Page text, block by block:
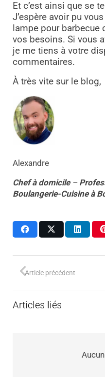
Et c’est ainsi que se
J’espère avoir pu
lampe pour barbecue
vos besoins. Si vous
je me tiens à votre
commentaires.
À très vite sur le blog,
Alexandre
Chef à domicile–
Boulangerie-Cuisine à
Article précédent
Articles liés